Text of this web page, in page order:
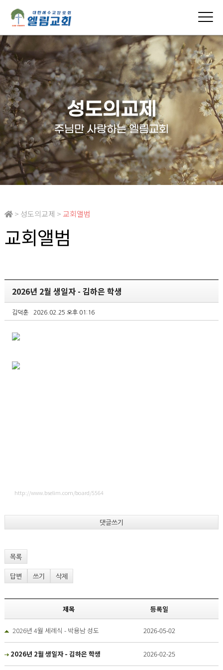
성도의교제
주님만 사랑하는 엘림교회
> 성도의교제 >교회앨범
교회앨범
2026년 2월 생일자 - 김하은 학생
김덕훈 2026.02.25 오후 01:16
http://www.bselim.com/board/5564
댓글쓰기
목록
답변 쓰기 삭제
제목 등록일
2026년 4월 세례식 - 박용남 성도 2026-05-02
2026년 2월 생일자 - 김하은 학생 2026-02-25